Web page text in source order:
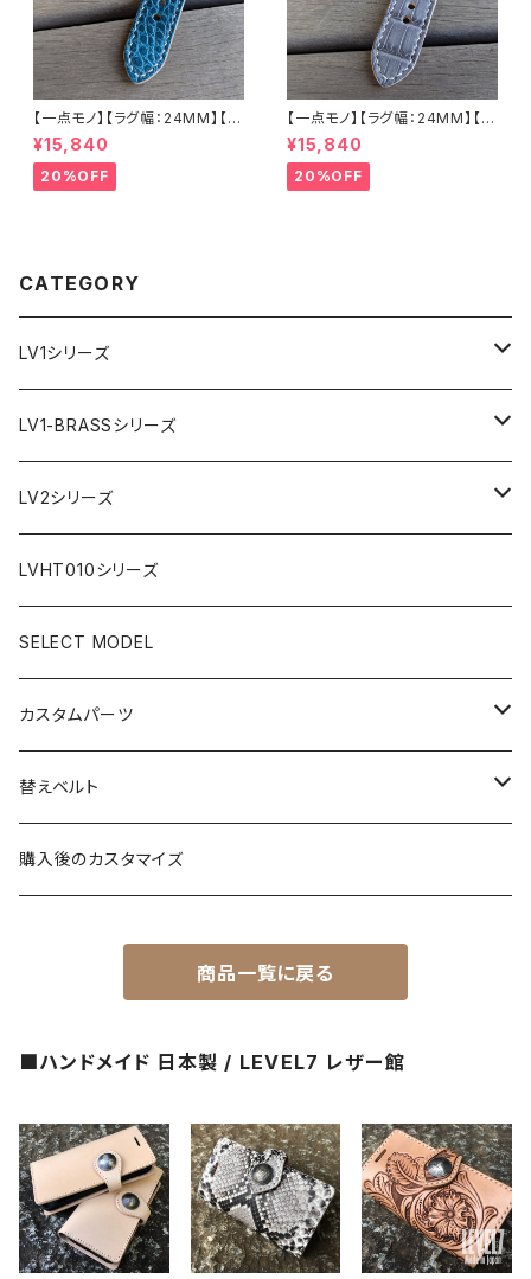
【一点モノ】【ラグ幅：24MM】【手
縫い】【ストレート型】【2P-ALE
M24S-1】アリゲーター 腹ワニ
エメラルド 国産なめしの本革 下
地 ヌメ革キャメル ハンドメイド
¥15,840
20%OFF
【一点モノ】【ラグ幅：24MM】【手
縫い】【ストレート型】【2P-ALG
Y24S-1】アリゲーター 腹ワニ
グレー 国産なめしの本革 下地
オイル仕立てのヌメ革 ハンドメ
¥15,840
20%OFF
CATEGORY
LV1シリーズ
AR文字盤
フラット型ベゼル
スロープ型ベゼル
C1文字盤
C3文字盤
C3S文字盤
X1文字盤
1ST文字盤
2ND文字盤
LV1-BRASSシリーズ
AR文字盤
C3S文字盤
2ND文字盤
LV2シリーズ
AR文字盤
C1文字盤
C3S文字盤
X1文字盤
1ST文字盤
LVHT010シリーズ
SELECT MODEL
カスタムパーツ
ケース/ケースバック
CROWN（リューズ）
べセル
回転式
固定式
ベゼルインサート
フラット型（セラミック）
チャプターリング
替えベルト
レザーベルト
一点モノ-即納（ハンドメイド）
MPGシリーズ
バックル
ステンレスベルト
ラバーベルト
購入後のカスタマイズ
商品一覧に戻る
■ハンドメイド 日本製 / LEVEL7 レザー館